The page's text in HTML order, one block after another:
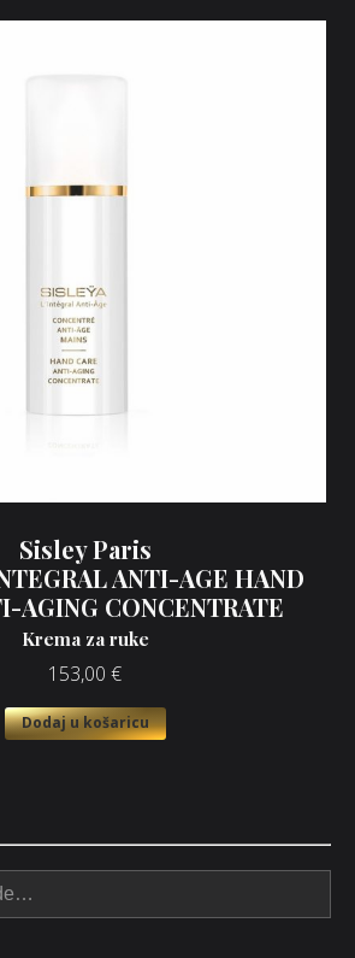
Sisley Paris
ANTI-AGE HAND
AGING CONCENTRATE
Krema za ruke
153,00 €
Dodaj u košaricu